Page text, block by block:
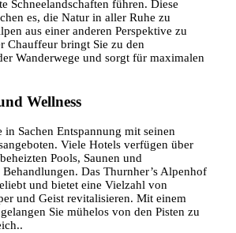
Schneelandschaften führen. Diese
es, die Natur in aller Ruhe zu
aus einer anderen Perspektive zu
Chauffeur bringt Sie zu den
Wanderwege und sorgt für maximalen
Wellness
in Sachen Entspannung mit seinen
Viele Hotels verfügen über
Pools, Saunen und
Behandlungen. Das Thurnher’s Alpenhof
und bietet eine Vielzahl von
und Geist revitalisieren. Mit einem
Sie mühelos von den Pisten zu